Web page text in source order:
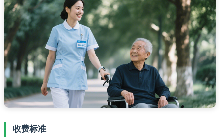
收费标准